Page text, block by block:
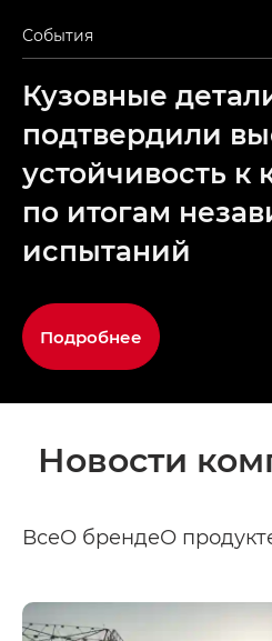
События
Кузовные
подтвердили
устойчивость к
по итогам
испытаний
Подробнее
Новости
ВсеО брендеО